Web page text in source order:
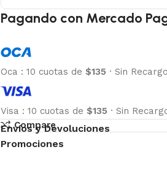
Pagando con Mercado
Oca : 10 cuotas de $135 · Sin Recargo
Visa : 10 cuotas de $135 · Sin
Compare
Envíos y Devoluciones
Promociones